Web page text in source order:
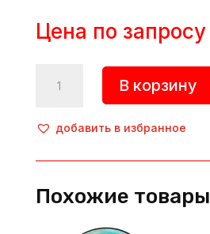
Цена по запросу
товара
глубокая
d=300
фарфор,
В корзину
добавить в избранное
Похожие товары